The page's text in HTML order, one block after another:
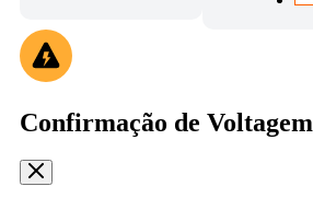
Confirmação de Voltagem